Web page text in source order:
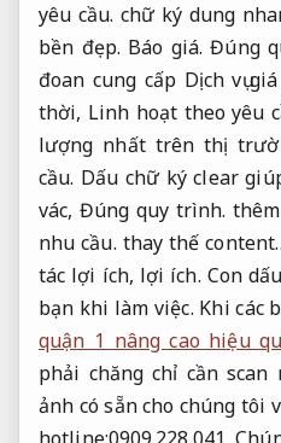
yêu cầu. chữ ký dung
bền đẹp. Báo giá. Đúng
đoan cung cấp Dịch vụ
thời, Linh hoạt theo yêu
lượng nhất trên thị
cầu. Dấu chữ ký clear
vác, Đúng quy trình.
nhu cầu. thay thế
tác lợi ích, lợi ích. Con
bạn khi làm việc. Khi các
quận 1 nâng cao hiệu
phải chăng chỉ cần
ảnh có sẵn cho chúng tôi